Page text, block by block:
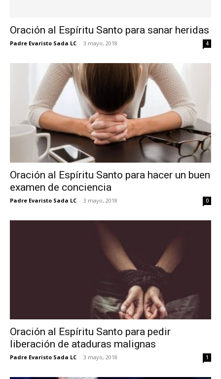
Oración al Espíritu Santo para sanar heridas
Padre Evaristo Sada LC - 3 mayo, 2018 4
Oración al Espíritu Santo para hacer un buen
examen de conciencia
Padre Evaristo Sada LC - 3 mayo, 2018 0
Oración al Espíritu Santo para pedir
liberación de ataduras malignas
Padre Evaristo Sada LC - 3 mayo, 2018 1